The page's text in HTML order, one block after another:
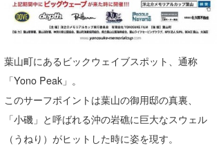
葉山町にあるビックウェイブスポット、通称
「Yono Peak」。
このサーフポイントは葉山の御用邸の真裏、
「小磯」と呼ばれる沖の岩礁に巨大なスウェル
（うねり）がヒットした時に姿を現す。
Yoshiyuki Obata
DELTA FORCE SURF
CBA Films
熊谷素子
WAVAL
中浦“JET”章
進士剛光
田原啓江
植村未来
☆加藤
Aichan
chan-U
ECE
波伝説